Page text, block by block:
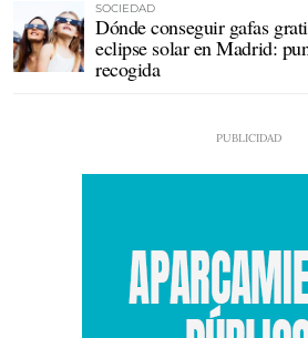
SOCIEDAD
Dónde conseguir gafas
eclipse solar en Madrid:
recogida